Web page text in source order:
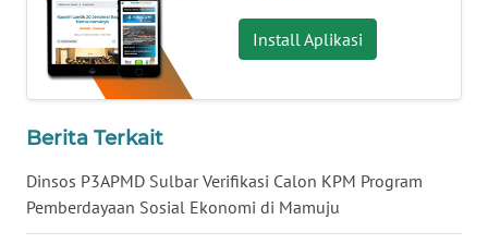
Install Aplikasi
Berita Terkait
Dinsos P3APMD Sulbar Verifikasi Calon KPM Program
Pemberdayaan Sosial Ekonomi di Mamuju
WN
SULSEL
WN
GORONTALO
WN
SULUT